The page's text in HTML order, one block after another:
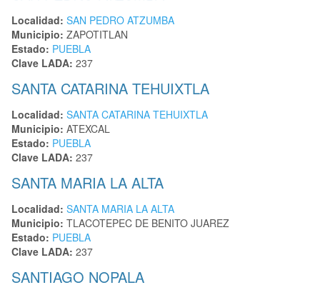
Localidad: SAN PEDRO ATZUMBA
Municipio: ZAPOTITLAN
Estado: PUEBLA
Clave LADA: 237
SANTA CATARINA TEHUIXTLA
Localidad: SANTA CATARINA TEHUIXTLA
Municipio: ATEXCAL
Estado: PUEBLA
Clave LADA: 237
SANTA MARIA LA ALTA
Localidad: SANTA MARIA LA ALTA
Municipio: TLACOTEPEC DE BENITO JUAREZ
Estado: PUEBLA
Clave LADA: 237
SANTIAGO NOPALA